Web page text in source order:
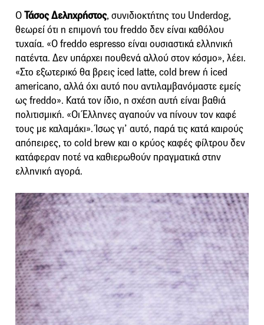
ΟΤάσος Δεληχρήστος, συνιδιοκτήτης του Underdog,
θεωρεί ότι η επιμονή του freddo δεν είναι καθόλου
τυχαία. «Ο freddo espresso είναι ουσιαστικά ελληνική
πατέντα. Δεν υπάρχει πουθενά αλλού στον κόσμο», λέει.
«Στο εξωτερικό θα βρεις iced latte, cold brew ή iced
americano, αλλά όχι αυτό που αντιλαμβανόμαστε εμείς
ως freddo». Κατά τον ίδιο, η σχέση αυτή είναι βαθιά
πολιτισμική. «Οι Έλληνες αγαπούν να πίνουν τον καφέ
τους με καλαμάκι». Ίσως γι’ αυτό, παρά τις κατά καιρούς
απόπειρες, το cold brew και ο κρύος καφές φίλτρου δεν
κατάφεραν ποτέ να καθιερωθούν πραγματικά στην
ελληνική αγορά.